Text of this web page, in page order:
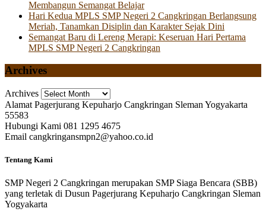
Membangun Semangat Belajar
Hari Kedua MPLS SMP Negeri 2 Cangkringan Berlangsung
Meriah, Tanamkan Disiplin dan Karakter Sejak Dini
Semangat Baru di Lereng Merapi: Keseruan Hari Pertama
MPLS SMP Negeri 2 Cangkringan
Archives
Archives
Alamat Pagerjurang Kepuharjo Cangkringan Sleman Yogyakarta
55583
Hubungi Kami 081 1295 4675
Email cangkringansmpn2@yahoo.co.id
Tentang Kami
SMP Negeri 2 Cangkringan merupakan SMP Siaga Bencara (SBB)
yang terletak di Dusun Pagerjurang Kepuharjo Cangkringan Sleman
Yogyakarta